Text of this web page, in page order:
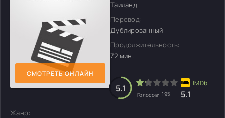
СМОТРЕТЬ ОНЛАЙН
Таиланд
Перевод:
Дублированный
Продолжительность:
72 мин.
5.1
Голосов: 195 5.1
Жанр: